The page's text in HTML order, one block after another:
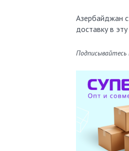
Азербайджан
доставку в